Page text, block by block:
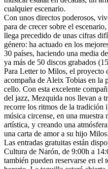
cualquier escenario.
Con unos directos poderosos,
para de crecer sobre el
llega precedido de unas cifras
género: ha actuado en los
30 países, haciendo una media
ya más de 50 discos grabados
Para Letter to Milos, el proyecto
acompaña de Aleix Tobias en la
cello. Con esta excelente
del jazz, Mezquida nos llevan a
recorre los ritmos de la tradición
música circense, en una muestra
artística, y creando una
una carta de amor a su hijo Milos.
Las entradas gratuitas están
Cultura de Narón, de 9:00h a
también pueden reservarse en